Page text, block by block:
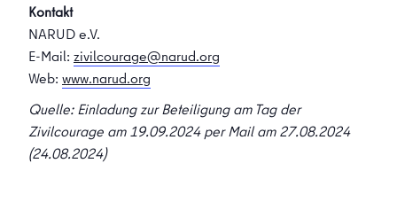
Kontakt
NARUD e.V.
E-Mail: zivilcourage@narud.org
Web: www.narud.org
Quelle: Einladung zur Beteiligung am Tag der
Zivilcourage am 19.09.2024 per Mail am 27.08.2024
(24.08.2024)